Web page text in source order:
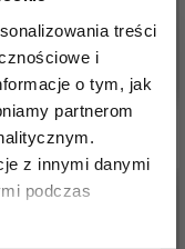
treści
i
o tym, jak
partnerom
z innymi danymi
podczas
do koszyka
50%